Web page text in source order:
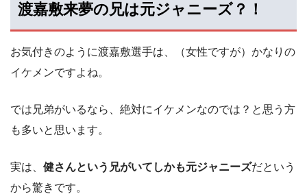
渡嘉敷来夢の兄は元ジャニーズ？！
お気付きのように渡嘉敷選手は、（女性ですが）かなりの
イケメンですよね。
では兄弟がいるなら、絶対にイケメンなのでは？と思う方
も多いと思います。
実は、 健さんという兄がいてしかも元ジャニーズだという
から驚きです。